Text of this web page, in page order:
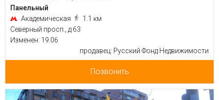
Панельный
Академическая
1.1 км
Северный просп., д 63
Изменен: 19.06
продавец: Русский Фонд Недвижимости
Позвонить